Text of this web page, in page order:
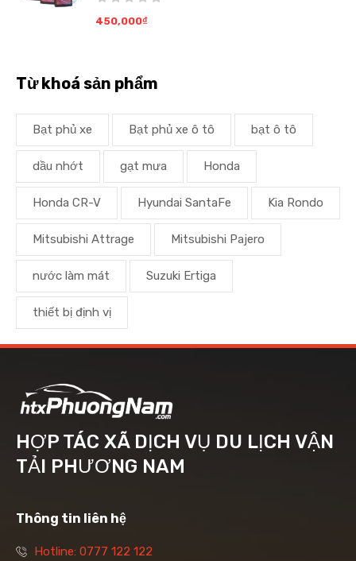
450,000₫
Từ khoá sản phẩm
Bạt phủ xe Bạt phủ xe ô tô bạt ô tô
dầu nhớt gạt mưa Honda
Honda CR-V Hyundai SantaFe Kia Rondo
Mitsubishi Attrage Mitsubishi Pajero
nước làm mát Suzuki Ertiga
thiết bị định vị
HỢP TÁC XÃ DỊCH VỤ DU LỊCH VẬN
TẢI PHƯƠNG NAM
Thông tin liên hệ
Hotline: 0777 122 122